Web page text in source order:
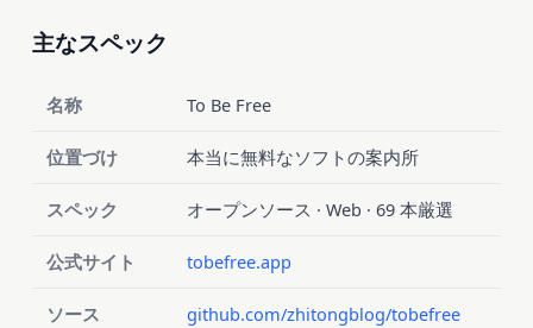
主なスペック
名称 To Be Free
位置づけ 本当に無料なソフトの案内所
スペック オープンソース · Web · 69 本厳選
公式サイト tobefree.app
ソース github.com/zhitongblog/tobefree